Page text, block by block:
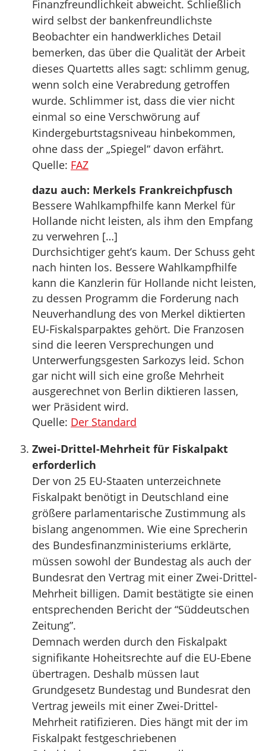
Finanzfreundlichkeit abweicht. Schließlich
wird selbst der bankenfreundlichste
Beobachter ein handwerkliches Detail
bemerken, das über die Qualität der Arbeit
dieses Quartetts alles sagt: schlimm genug,
wenn solch eine Verabredung getroffen
wurde. Schlimmer ist, dass die vier nicht
einmal so eine Verschwörung auf
Kindergeburtstagsniveau hinbekommen,
ohne dass der „Spiegel“ davon erfährt.
Quelle: FAZ
dazu auch: Merkels Frankreichpfusch
Bessere Wahlkampfhilfe kann Merkel für
Hollande nicht leisten, als ihm den Empfang
zu verwehren […]
Durchsichtiger geht’s kaum. Der Schuss geht
nach hinten los. Bessere Wahlkampfhilfe
kann die Kanzlerin für Hollande nicht leisten,
zu dessen Programm die Forderung nach
Neuverhandlung des von Merkel diktierten
EU-Fiskalsparpaktes gehört. Die Franzosen
sind die leeren Versprechungen und
Unterwerfungsgesten Sarkozys leid. Schon
gar nicht will sich eine große Mehrheit
ausgerechnet von Berlin diktieren lassen,
wer Präsident wird.
Quelle: Der Standard
Zwei-Drittel-Mehrheit für Fiskalpakt
erforderlich
Der von 25 EU-Staaten unterzeichnete
Fiskalpakt benötigt in Deutschland eine
größere parlamentarische Zustimmung als
bislang angenommen. Wie eine Sprecherin
des Bundesfinanzministeriums erklärte,
müssen sowohl der Bundestag als auch der
Bundesrat den Vertrag mit einer Zwei-Drittel-
Mehrheit billigen. Damit bestätigte sie einen
entsprechenden Bericht der “Süddeutschen
Zeitung”.
Demnach werden durch den Fiskalpakt
signifikante Hoheitsrechte auf die EU-Ebene
übertragen. Deshalb müssen laut
Grundgesetz Bundestag und Bundesrat den
Vertrag jeweils mit einer Zwei-Drittel-
Mehrheit ratifizieren. Dies hängt mit der im
Fiskalpakt festgeschriebenen